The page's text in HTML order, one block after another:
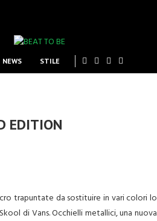
NEWS STILE
EDITION
trapuntate da sostituire in vari colori lo
di Vans. Occhielli metallici, una nuova